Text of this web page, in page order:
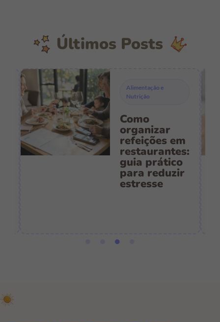
Últimos Posts
Alimentação e
Nutrição
Como
organizar
refeições em
restaurantes:
guia prático
para reduzir
estresse